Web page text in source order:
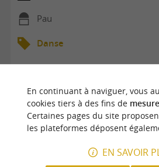
Pau
Danse
En continuant à naviguer, vous
cookies tiers à des fins de
Certaines pages du site
les plateformes déposent
EN SAVOIR